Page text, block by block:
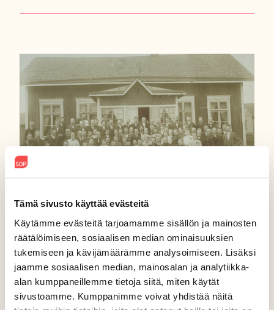
Tämä sivusto käyttää evästeitä
Käytämme evästeitä tarjoamamme sisällön ja mainosten
räätälöimiseen, sosiaalisen median ominaisuuksien
tukemiseen ja kävijämäärämme analysoimiseen. Lisäksi
jaamme sosiaalisen median, mainosalan ja analytiikka-
alan kumppaneillemme tietoja siitä, miten käytät
sivustoamme. Kumppanimme voivat yhdistää näitä
SDP:n historia
SDP perustettiin v. 1899
Turussa Suomen
Työväenpuolueen nimellä.